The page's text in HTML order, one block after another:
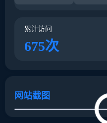
累计访问
675次
网站截图